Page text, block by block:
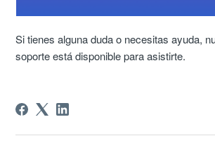
Si tienes alguna duda o necesitas ayuda,
soporte está disponible para asistirte.